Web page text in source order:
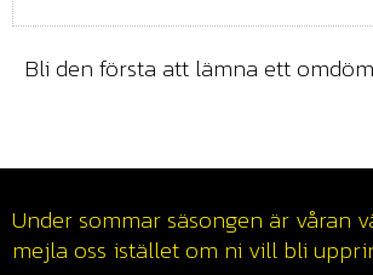
Bli den första att lämna ett
Under sommar säsongen är våran
mejla oss istället om ni vill bli